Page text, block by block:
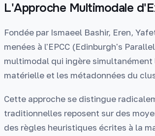
L'Approche Multimodale
Fondée par Ismaeel Bashir, Eren,
menées à l'EPCC (Edinburgh's
multimodal qui ingère
matérielle et les métadonnées du
Cette approche se distingue
traditionnelles reposent sur des
des règles heuristiques écrites à la